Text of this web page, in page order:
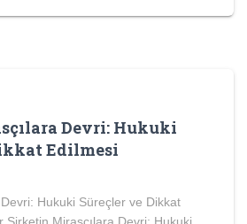
Devri: Hukuki
Edilmesi
Hukuki Süreçler ve Dikkat